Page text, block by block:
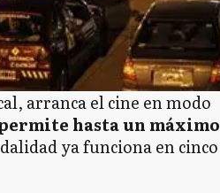
arranca el cine en modo
hasta un máximo
ya funciona en cinco